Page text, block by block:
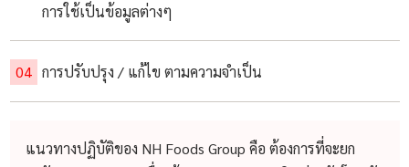
การใช้เป็นข้อมูลต่างๆ
การปรับปรุง / แก้ไข ตามความจำเป็น
แนวทางปฏิบัติของ NH Foods Group คือ ต้องการที่จะยก